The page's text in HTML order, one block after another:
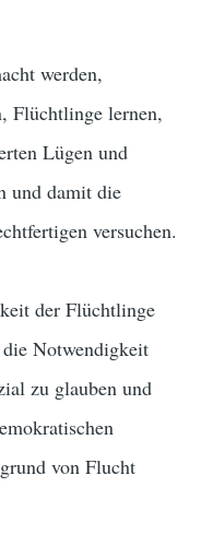
werden,
Flüchtlinge lernen,
Lügen und
und damit die
versuchen.
der Flüchtlinge
Notwendigkeit
zu glauben und
von Flucht